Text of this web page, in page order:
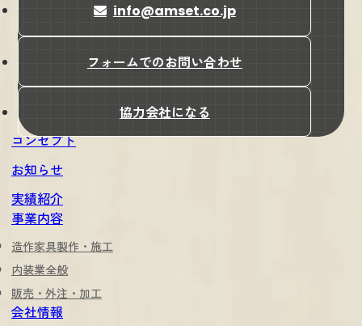
info@amset.co.jp
フォームでのお問い合わせ
協力会社になる
会社名
所在地
大阪府堺市美原区木材通4-17-7
コンセプト
お知らせ
実績紹介
事業内容
造作家具製作・施工
内装業全般
販売・外注・加工
会社情報